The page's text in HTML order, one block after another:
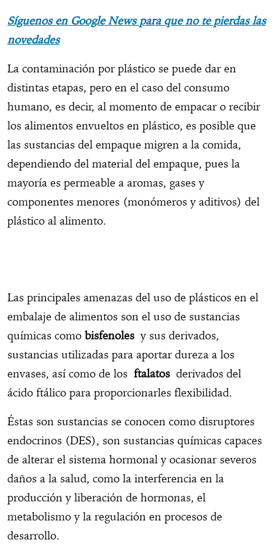
Síguenos en Google News para que no te pierdas las
novedades
La contaminación por plástico se puede dar en
distintas etapas, pero en el caso del consumo
humano, es decir, al momento de empacar o recibir
los alimentos envueltos en plástico, es posible que
las sustancias del empaque migren a la comida,
dependiendo del material del empaque, pues la
mayoría es permeable a aromas, gases y
componentes menores (monómeros y aditivos) del
plástico al alimento.
Las principales amenazas del uso de plásticos en el
embalaje de alimentos son el uso de sustancias
químicas como bisfenoles y sus derivados,
sustancias utilizadas para aportar dureza a los
envases, así como de los ftalatos derivados del
ácido ftálico para proporcionarles flexibilidad.
Éstas son sustancias se conocen como disruptores
endocrinos (DES), son sustancias químicas capaces
de alterar el sistema hormonal y ocasionar severos
daños a la salud, como la interferencia en la
producción y liberación de hormonas, el
metabolismo y la regulación en procesos de
desarrollo.